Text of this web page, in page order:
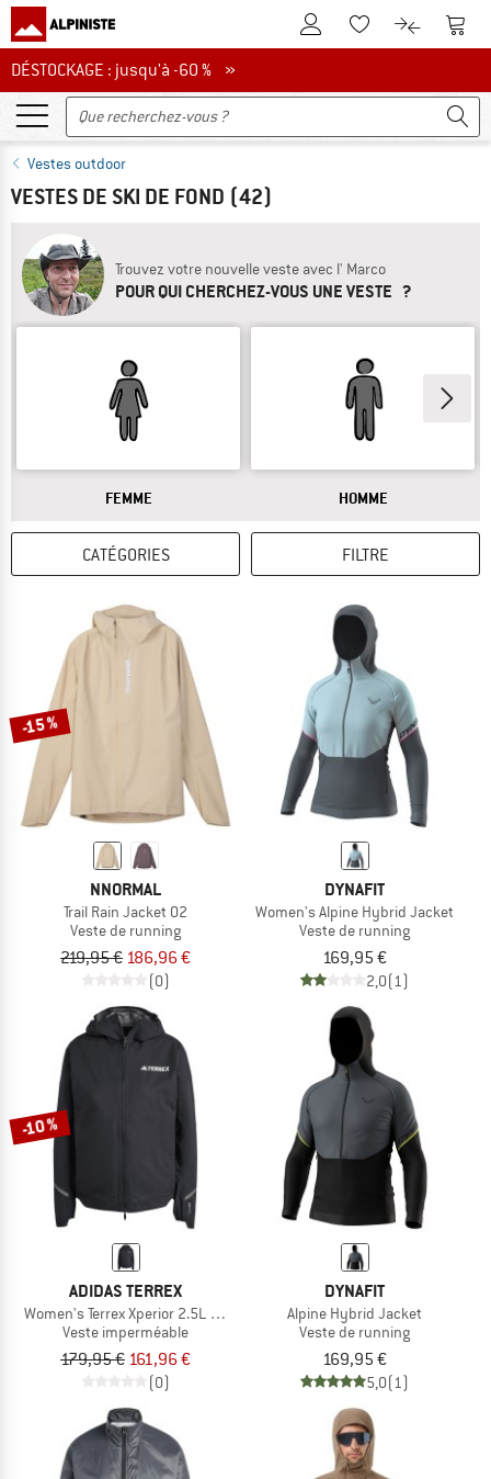
Vers le compte client
Vers la liste
Vers le
DÉSTOCKAGE : jusqu'à -60 %
DÉSTOCKAGE : jusqu'à -60 % »
Vestes outdoor
VESTES DE SKI DE FOND (42)
Trouvez votre nouvelle veste avec l' Marco
POUR QUI CHERCHEZ-VOUS UNE VESTE ?
RÉPONSE
FEMME RÉPONSE
HOMME
CATÉGORIES FILTRE
-15 %
NNORMAL
Trail Rain Jacket 02
Veste de running
219,95 € 186,96 €
(0)
DYNAFIT
Women's Alpine Hybrid Jacket
Veste de running
169,95 €
2,0(1)
-10 %
ADIDAS TERREX
Women's Terrex Xperior 2.5L Light Rain.Rdy
Veste imperméable
179,95 € 161,96 €
(0)
DYNAFIT
Alpine Hybrid Jacket
Veste de running
169,95 €
5,0(1)